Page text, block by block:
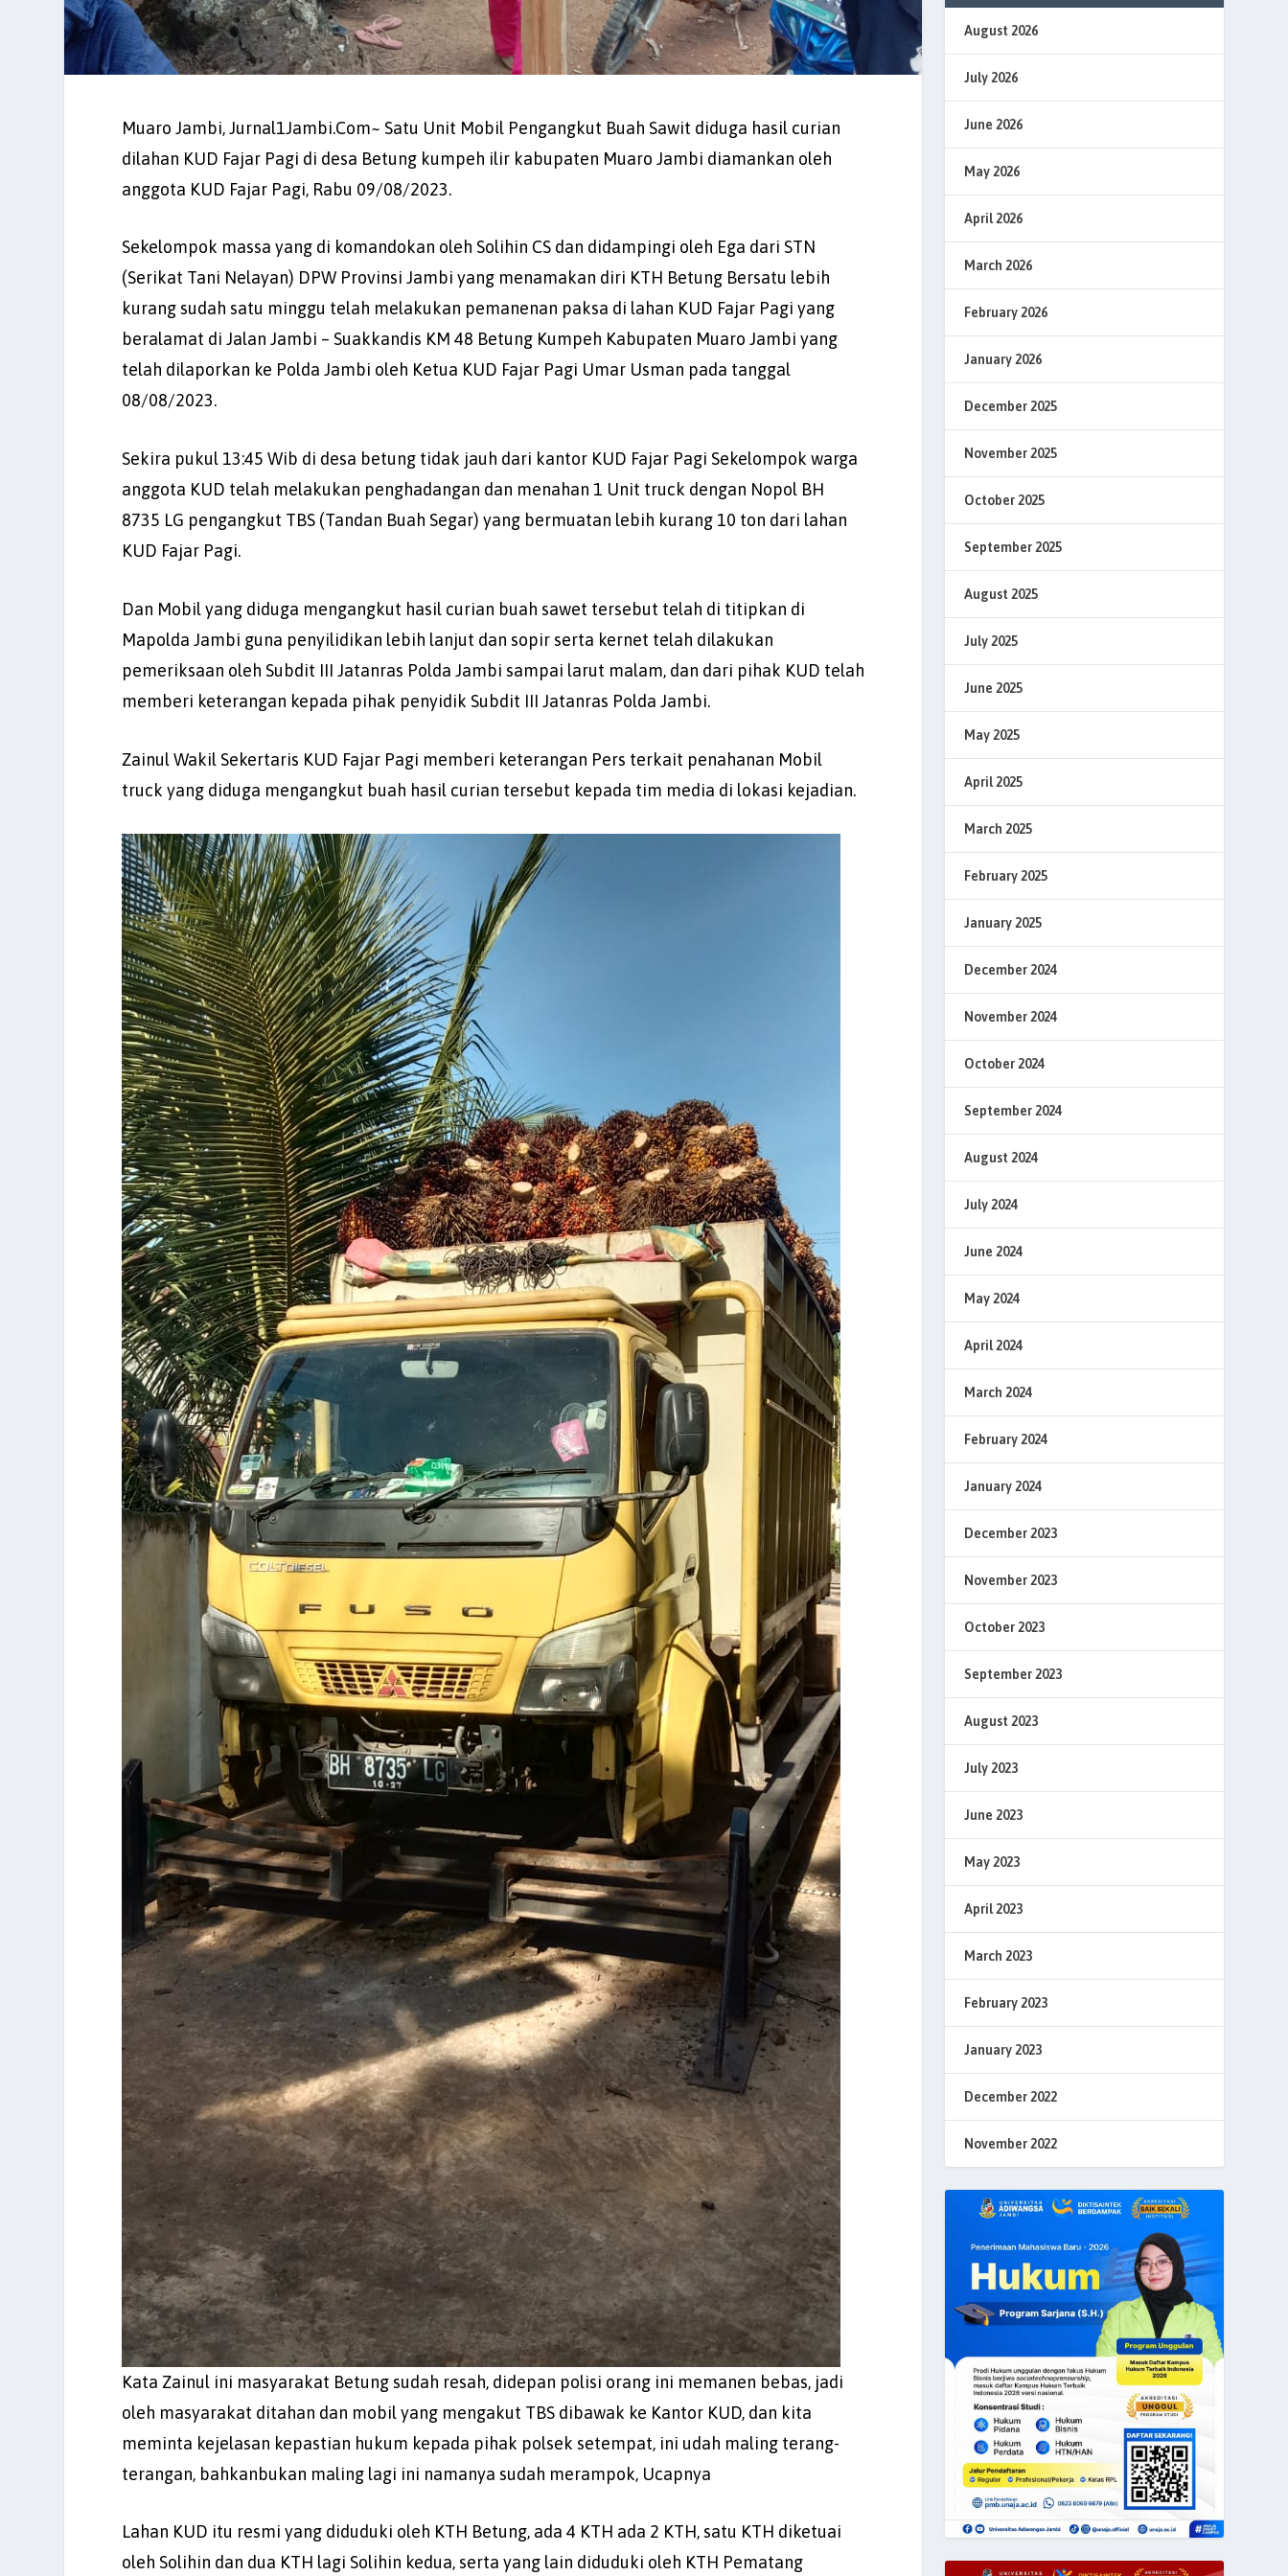
Muaro Jambi, Jurnal1Jambi.Com~ Satu Unit Mobil Pengangkut Buah Sawit diduga hasil curian
dilahan KUD Fajar Pagi di desa Betung kumpeh ilir kabupaten Muaro Jambi diamankan oleh
anggota KUD Fajar Pagi, Rabu 09/08/2023.
Sekelompok massa yang di komandokan oleh Solihin CS dan didampingi oleh Ega dari STN
(Serikat Tani Nelayan) DPW Provinsi Jambi yang menamakan diri KTH Betung Bersatu lebih
kurang sudah satu minggu telah melakukan pemanenan paksa di lahan KUD Fajar Pagi yang
beralamat di Jalan Jambi – Suakkandis KM 48 Betung Kumpeh Kabupaten Muaro Jambi yang
telah dilaporkan ke Polda Jambi oleh Ketua KUD Fajar Pagi Umar Usman pada tanggal
08/08/2023.
Sekira pukul 13:45 Wib di desa betung tidak jauh dari kantor KUD Fajar Pagi Sekelompok warga
anggota KUD telah melakukan penghadangan dan menahan 1 Unit truck dengan Nopol BH
8735 LG pengangkut TBS (Tandan Buah Segar) yang bermuatan lebih kurang 10 ton dari lahan
KUD Fajar Pagi.
Dan Mobil yang diduga mengangkut hasil curian buah sawet tersebut telah di titipkan di
Mapolda Jambi guna penyilidikan lebih lanjut dan sopir serta kernet telah dilakukan
pemeriksaan oleh Subdit III Jatanras Polda Jambi sampai larut malam, dan dari pihak KUD telah
memberi keterangan kepada pihak penyidik Subdit III Jatanras Polda Jambi.
Zainul Wakil Sekertaris KUD Fajar Pagi memberi keterangan Pers terkait penahanan Mobil
truck yang diduga mengangkut buah hasil curian tersebut kepada tim media di lokasi kejadian.
Kata Zainul ini masyarakat Betung sudah resah, didepan polisi orang ini memanen bebas, jadi
oleh masyarakat ditahan dan mobil yang mengakut TBS dibawak ke Kantor KUD, dan kita
meminta kejelasan kepastian hukum kepada pihak polsek setempat, ini udah maling terang-
terangan, bahkanbukan maling lagi ini namanya sudah merampok, Ucapnya
Lahan KUD itu resmi yang diduduki oleh KTH Betung, ada 4 KTH ada 2 KTH, satu KTH diketuai
oleh Solihin dan dua KTH lagi Solihin kedua, serta yang lain diduduki oleh KTH Pematang
August 2026
July 2026
June 2026
May 2026
April 2026
March 2026
February 2026
January 2026
December 2025
November 2025
October 2025
September 2025
August 2025
July 2025
June 2025
May 2025
April 2025
March 2025
February 2025
January 2025
December 2024
November 2024
October 2024
September 2024
August 2024
July 2024
June 2024
May 2024
April 2024
March 2024
February 2024
January 2024
December 2023
November 2023
October 2023
September 2023
August 2023
July 2023
June 2023
May 2023
April 2023
March 2023
February 2023
January 2023
December 2022
November 2022